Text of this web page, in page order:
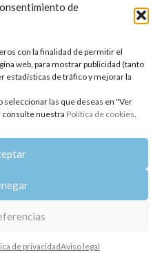
de
con la finalidad de permitir el
web, para mostrar publicidad (tanto
estadísticas de tráfico y mejorar la
seleccionar las que deseas en "Ver
consulte nuestra Política de cookies.
de privacidadAviso legal
Oshadhi España
reservados.
legal | Política de cookies